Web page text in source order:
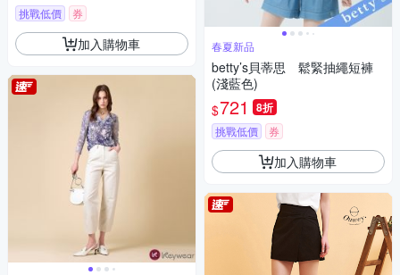
挑戰低價 券
加入購物車 春夏新品
betty’s貝蒂思 鬆緊抽繩短褲
(淺藍色)
$721 8折
挑戰低價 券
加入購物車